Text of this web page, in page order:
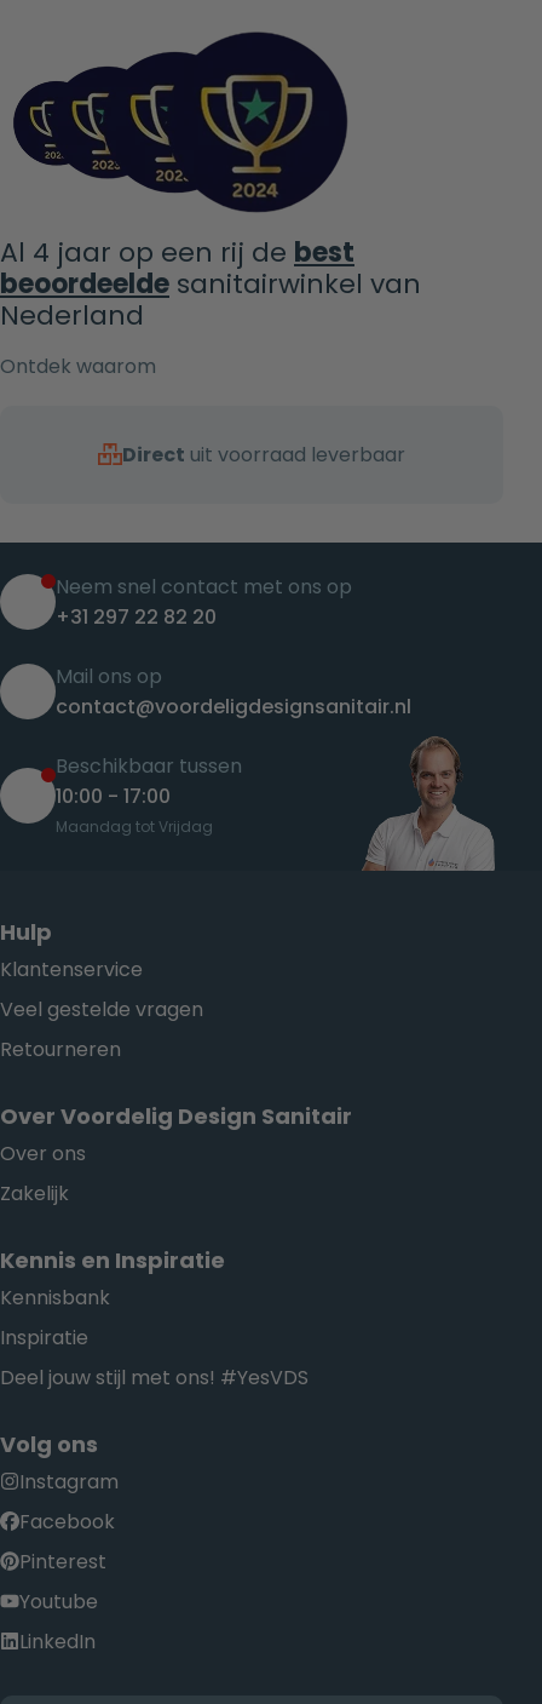
Al 4 jaar op een rij de best
beoordeelde sanitairwinkel van
Nederland
Ontdek waarom
Direct uit voorraad leverbaar
Neem snel contact met ons op
+31 297 22 82 20
Mail ons op
contact@voordeligdesignsanitair.nl
Beschikbaar tussen
10:00 - 17:00
Maandag tot Vrijdag
Hulp
Klantenservice
Veel gestelde vragen
Retourneren
Over Voordelig Design Sanitair
Over ons
Zakelijk
Kennis en Inspiratie
Kennisbank
Inspiratie
Deel jouw stijl met ons! #YesVDS
Volg ons
Instagram
Facebook
Pinterest
Youtube
LinkedIn